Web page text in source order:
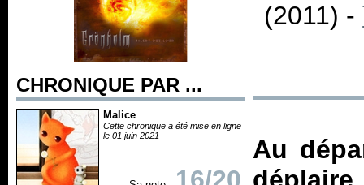
CHRONIQUE PAR ...
Malice
Cette chronique a été mise en ligne
le 01 juin 2021
(2011) -
Au